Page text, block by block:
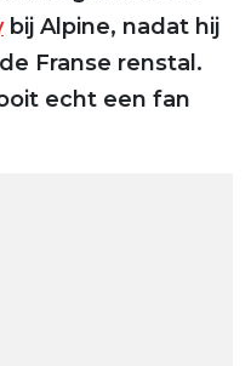
bij Alpine, nadat hij
Franse renstal.
echt een fan